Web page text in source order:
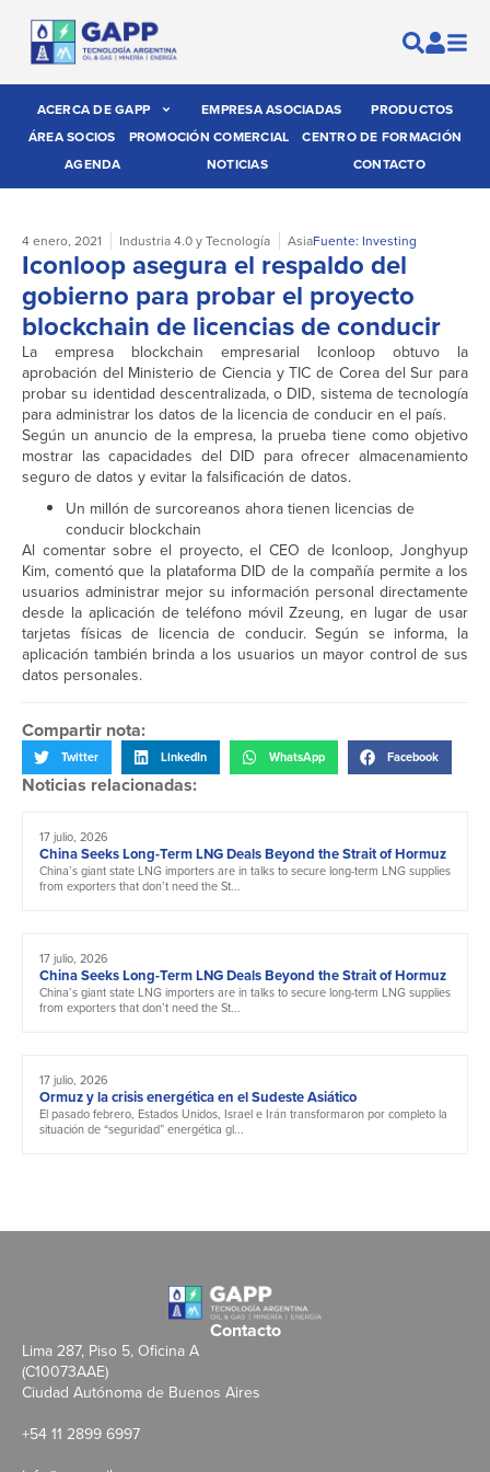
ACERCA DE GAPP EMPRESA ASOCIADAS
PRODUCTOS
ÁREA SOCIOS
PROMOCIÓN COMERCIAL
CENTRO DE FORMACIÓN
AGENDA
NOTICIAS CONTACTO
4 enero, 2021 Industria 4.0 y Tecnología AsiaFuente: Investing
Iconloop asegura el respaldo del
gobierno para probar el proyecto
blockchain de licencias de conducir
La empresa blockchain empresarial Iconloop obtuvo la
aprobación del Ministerio de Ciencia y TIC de Corea del Sur para
probar su identidad descentralizada, o DID, sistema de tecnología
para administrar los datos de la licencia de conducir en el país.
Según un anuncio de la empresa, la prueba tiene como objetivo
mostrar las capacidades del DID para ofrecer almacenamiento
seguro de datos y evitar la falsificación de datos.
Un millón de surcoreanos ahora tienen licencias de
conducir blockchain
Al comentar sobre el proyecto, el CEO de Iconloop, Jonghyup
Kim, comentó que la plataforma DID de la compañía permite a los
usuarios administrar mejor su información personal directamente
desde la aplicación de teléfono móvil Zzeung, en lugar de usar
tarjetas físicas de licencia de conducir. Según se informa, la
aplicación también brinda a los usuarios un mayor control de sus
datos personales.
Compartir nota:
Twitter LinkedIn WhatsApp Facebook
Noticias relacionadas:
17 julio, 2026
China Seeks Long-Term LNG Deals Beyond the Strait of Hormuz
China’s giant state LNG importers are in talks to secure long-term LNG supplies
from exporters that don’t need the St...
17 julio, 2026
China Seeks Long-Term LNG Deals Beyond the Strait of Hormuz
China’s giant state LNG importers are in talks to secure long-term LNG supplies
from exporters that don’t need the St...
17 julio, 2026
Ormuz y la crisis energética en el Sudeste Asiático
El pasado febrero, Estados Unidos, Israel e Irán transformaron por completo la
situación de “seguridad” energética gl...
Contacto
Lima 287, Piso 5, Oficina A
(C10073AAE)
Ciudad Autónoma de Buenos Aires
+54 11 2899 6997